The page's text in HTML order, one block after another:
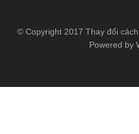
© Copyright 2017 Thay đổi
Powered by